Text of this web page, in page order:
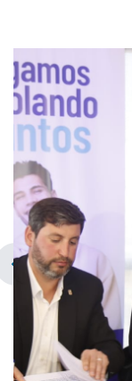
chevron_left